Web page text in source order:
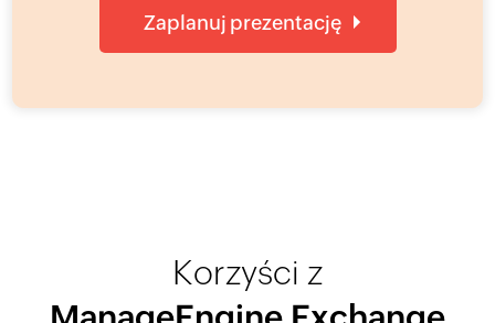
Zaplanuj prezentację
Korzyści z